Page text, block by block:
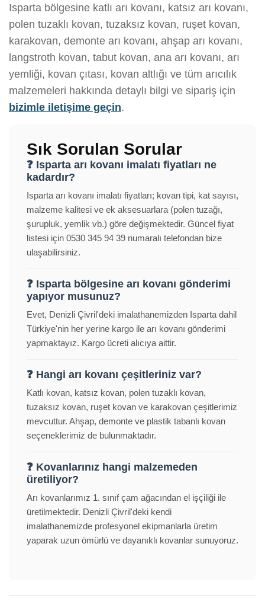
Isparta bölgesine katlı arı kovanı, katsız arı kovanı,
polen tuzaklı kovan, tuzaksız kovan, ruşet kovan,
karakovan, demonte arı kovanı, ahşap arı kovanı,
langstroth kovan, tabut kovan, ana arı kovanı, arı
yemliği, kovan çıtası, kovan altlığı ve tüm arıcılık
malzemeleri hakkında detaylı bilgi ve sipariş için
bizimle iletişime geçin.
Sık Sorulan Sorular
❓ Isparta arı kovanı imalatı fiyatları ne
kadardır?
Isparta arı kovanı imalatı fiyatları; kovan tipi, kat sayısı,
malzeme kalitesi ve ek aksesuarlara (polen tuzağı,
şurupluk, yemlik vb.) göre değişmektedir. Güncel fiyat
listesi için 0530 345 94 39 numaralı telefondan bize
ulaşabilirsiniz.
❓ Isparta bölgesine arı kovanı gönderimi
yapıyor musunuz?
Evet, Denizli Çivril'deki imalathanemizden Isparta dahil
Türkiye'nin her yerine kargo ile arı kovanı gönderimi
yapmaktayız. Kargo ücreti alıcıya aittir.
❓ Hangi arı kovanı çeşitleriniz var?
Katlı kovan, katsız kovan, polen tuzaklı kovan,
tuzaksız kovan, ruşet kovan ve karakovan çeşitlerimiz
mevcuttur. Ahşap, demonte ve plastik tabanlı kovan
seçeneklerimiz de bulunmaktadır.
❓ Kovanlarınız hangi malzemeden
üretiliyor?
Arı kovanlarımız 1. sınıf çam ağacından el işçiliği ile
üretilmektedir. Denizli Çivril'deki kendi
imalathanemizde profesyonel ekipmanlarla üretim
yaparak uzun ömürlü ve dayanıklı kovanlar sunuyoruz.